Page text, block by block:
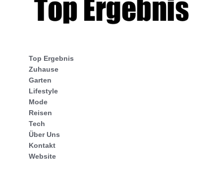
Top Ergebnis
Zuhause
Garten
Lifestyle
Mode
Reisen
Tech
Über Uns
Kontakt
Website